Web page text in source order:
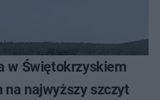
w Świętokrzyskiem
na najwyższy szczyt